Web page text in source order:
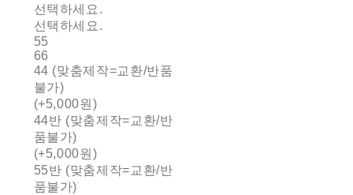
선택하세요.
선택하세요.
55
66
44 (맞춤제작=교환/반품
불가)
(+5,000원)
44반 (맞춤제작=교환/반
품불가)
(+5,000원)
55반 (맞춤제작=교환/반
품불가)